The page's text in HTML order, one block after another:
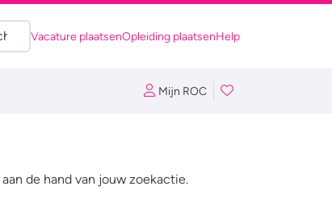
Vacature plaatsenOpleiding plaatsenHelp
Mijn ROC
de hand van jouw zoekactie.